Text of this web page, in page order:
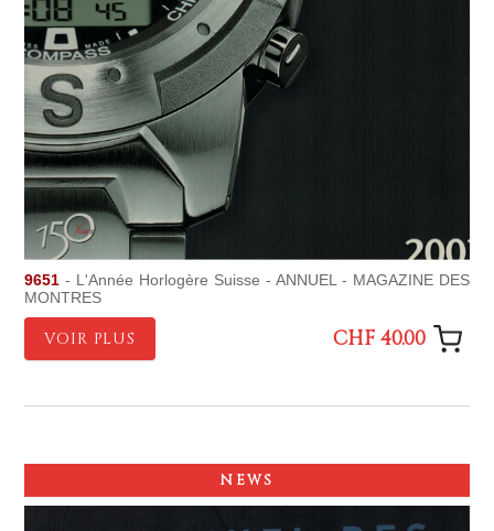
9651 - L'Année Horlogère Suisse - ANNUEL - MAGAZINE DES
MONTRES
VOIR PLUS CHF 40.00